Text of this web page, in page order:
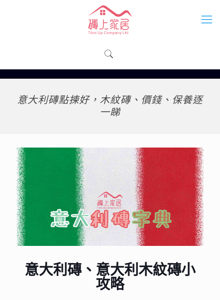
意大利磚點揀好，木紋磚、價錢、保養逐
一睇
意大利磚、意大利木紋磚小
攻略